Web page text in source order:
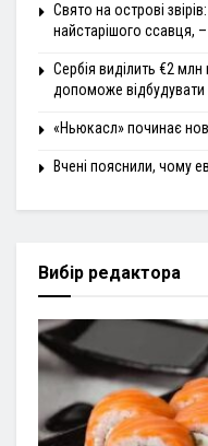
Свято на острові
найстарішого ссавця,
Сербія виділить €2 млн
допоможе відбудувати
«Ньюкасл» починає
Вчені пояснили, чому
Вибір редактора